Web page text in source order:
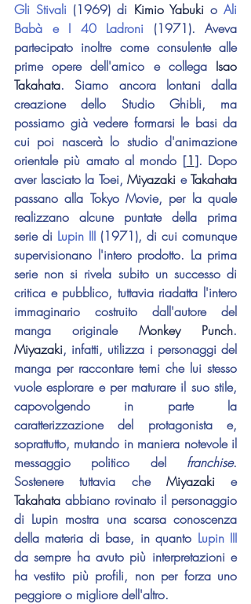
Gli Stivali (1969) di Kimio Yabuki o Ali
Babà e I 40 Ladroni (1971). Aveva
partecipato inoltre come consulente alle
prime opere dell'amico e collega Isao
Takahata. Siamo ancora lontani dalla
creazione dello Studio Ghibli, ma
possiamo già vedere formarsi le basi da
cui poi nascerà lo studio d'animazione
orientale più amato al mondo [1]. Dopo
aver lasciato la Toei, Miyazaki e
passano alla Tokyo Movie, per la quale
realizzano alcune puntate della prima
serie di Lupin III (1971), di cui comunque
supervisionano l'intero prodotto. La prima
serie non si rivela subito un successo di
critica e pubblico, tuttavia riadatta l'intero
immaginario costruito dall'autore del
manga originale Monkey Punch
Miyazaki, infatti, utilizza i personaggi del
manga per raccontare temi che lui stesso
vuole esplorare e per maturare il suo stile,
capovolgendo in parte la
caratterizzazione del protagonista e,
soprattutto, mutando in maniera notevole il
messaggio politico del franchise.
Sostenere tuttavia che Miyazaki
e
Takahata abbiano rovinato il personaggio
di Lupin mostra una scarsa conoscenza
della materia di base, in quanto Lupin III
da sempre ha avuto più interpretazioni e
ha vestito più profili, non per forza uno
peggiore o migliore dell'altro.